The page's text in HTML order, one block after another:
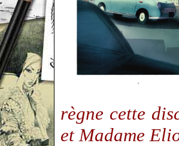
règne cette
et Madame